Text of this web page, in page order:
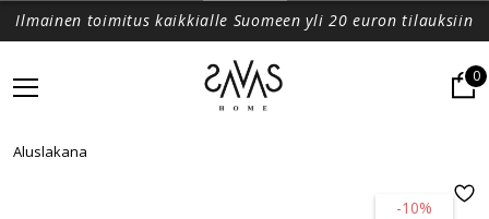
Ilmainen toimitus kaikkialle Suomeen yli 20 euron tilauksiin
0
Aluslakana
-10%